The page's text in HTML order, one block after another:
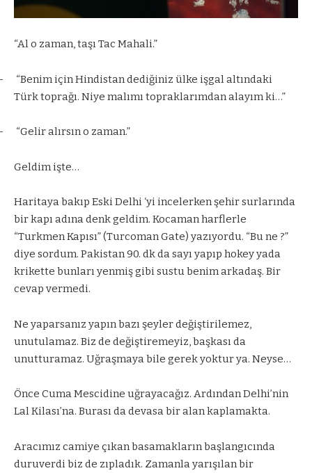
“Al o zaman, taşı Tac Mahali.”
“Benim için Hindistan dediğiniz ülke işgal altındaki
Türk toprağı. Niye malımı topraklarımdan alayım ki…”
“Gelir alırsın o zaman.”
Geldim işte…
Haritaya bakıp Eski Delhi ‘yi incelerken şehir surlarında
bir kapı adına denk geldim. Kocaman harflerle
“Turkmen Kapısı” (Turcoman Gate) yazıyordu. “Bu ne ?”
diye sordum. Pakistan 90. dk da sayı yapıp hokey yada
krikette bunları yenmiş gibi sustu benim arkadaş. Bir
cevap vermedi.
Ne yaparsanız yapın bazı şeyler değiştirilemez,
unutulamaz. Biz de değiştiremeyiz, başkası da
unutturamaz. Uğraşmaya bile gerek yoktur ya. Neyse…
Önce Cuma Mescidine uğrayacağız. Ardından Delhi’nin
Lal Kilası’na. Burası da devasa bir alan kaplamakta.
Aracımız camiye çıkan basamakların başlangıcında
duruverdi biz de zıpladık. Zamanla yarışılan bir